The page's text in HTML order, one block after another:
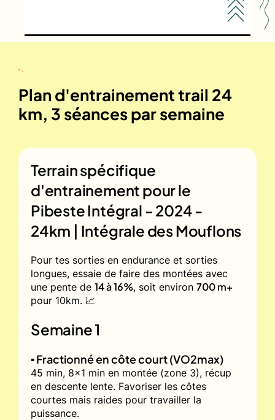
Plan d'entrainement trail 24
km, 3 séances par semaine
Terrain spécifique
d'entrainement pour le
Pibeste Intégral - 2024 -
24km | Intégrale des Mouflons
Pour tes sorties en endurance et sorties
longues, essaie de faire des montées avec
une pente de 14 à 16%, soit environ 700 m+
pour 10km. 📈
Semaine 1
▪️ Fractionné en côte court (VO2max)
45 min, 8x1 min en montée (zone 3), récup
en descente lente. Favoriser les côtes
courtes mais raides pour travailler la
puissance.